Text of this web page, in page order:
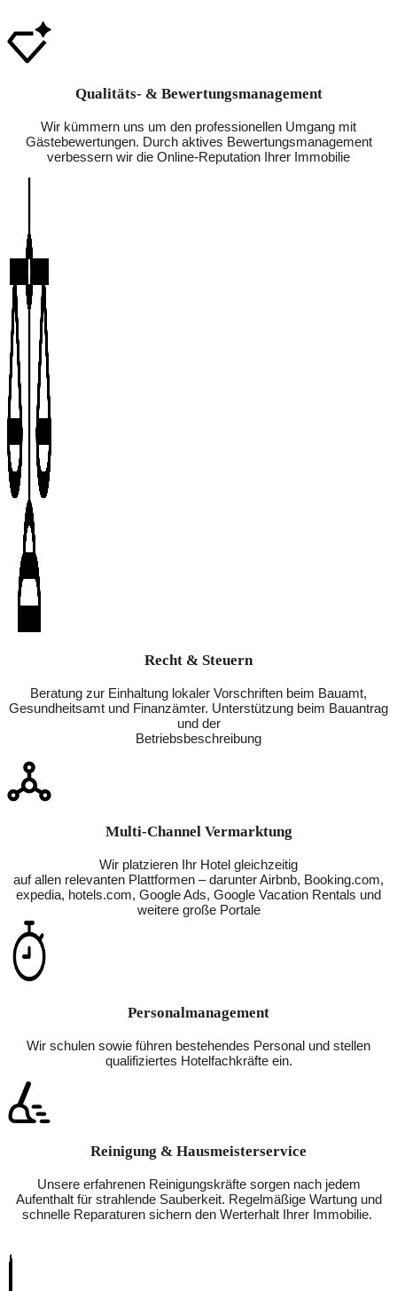
Qualitäts- & Bewertungsmanagement
Wir kümmern uns um den professionellen Umgang mit
Gästebewertungen. Durch aktives Bewertungsmanagement
verbessern wir die Online-Reputation Ihrer Immobilie
Recht & Steuern
Beratung zur Einhaltung lokaler Vorschriften beim Bauamt,
Gesundheitsamt und Finanzämter. Unterstützung beim Bauantrag
und der
Betriebsbeschreibung
Multi-Channel Vermarktung
Wir platzieren Ihr Hotel gleichzeitig
auf allen relevanten Plattformen – darunter Airbnb, Booking.com,
expedia, hotels.com, Google Ads, Google Vacation Rentals und
weitere große Portale
Personalmanagement
Wir schulen sowie führen bestehendes Personal und stellen
qualifiziertes Hotelfachkräfte ein.
Reinigung & Hausmeisterservice
Unsere erfahrenen Reinigungskräfte sorgen nach jedem
Aufenthalt für strahlende Sauberkeit. Regelmäßige Wartung und
schnelle Reparaturen sichern den Werterhalt Ihrer Immobilie.